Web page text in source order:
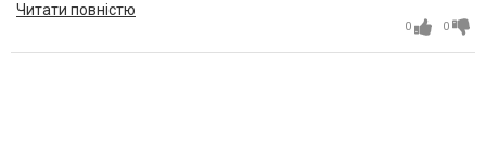
Читати повністю
0 0